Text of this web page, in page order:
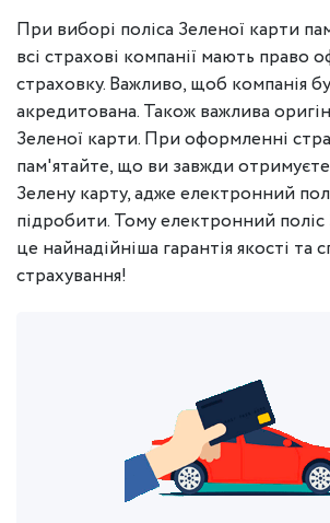
При виборі поліса Зеленої карти
всі страхові компанії мають право
страховку. Важливо, щоб компанія
акредитована. Також важлива
Зеленої карти. При оформленні
пам'ятайте, що ви завжди
Зелену карту, адже електронний
підробити. Тому електронний поліс
це найнадійніша гарантія якості та
страхування!